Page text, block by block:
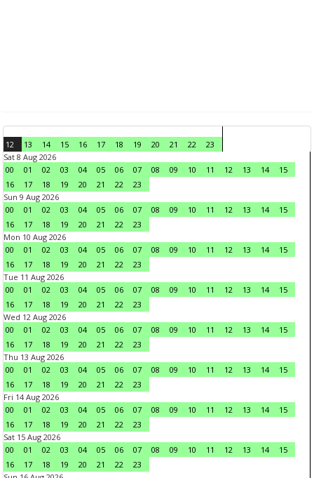
12 13 14 15 16 17 18 19 20 21 22
23
Sat 8 Aug 2026
00
01 02 03 04 05 06 07 08 09 10 11 12 13 14
15
16
17 18 19 20 21 22
23
Sun 9 Aug 2026
00
01 02 03 04 05 06 07 08 09 10 11 12 13 14
15
16
17 18 19 20 21 22
23
Mon 10 Aug 2026
00
01 02 03 04 05 06 07 08 09 10 11 12 13 14
15
16
17 18 19 20 21 22
23
Tue 11 Aug 2026
00
01 02 03 04 05 06 07 08 09 10 11 12 13 14
15
16
17 18 19 20 21 22
23
Wed 12 Aug 2026
00
01 02 03 04 05 06 07 08 09 10 11 12 13 14
15
16
17 18 19 20 21 22
23
Thu 13 Aug 2026
00
01 02 03 04 05 06 07 08 09 10 11 12 13 14
15
16
17 18 19 20 21 22
23
Fri 14 Aug 2026
00
01 02 03 04 05 06 07 08 09 10 11 12 13 14
15
16
17 18 19 20 21 22
23
Sat 15 Aug 2026
00
01 02 03 04 05 06 07 08 09 10 11 12 13 14
15
16
17 18 19 20 21 22
23